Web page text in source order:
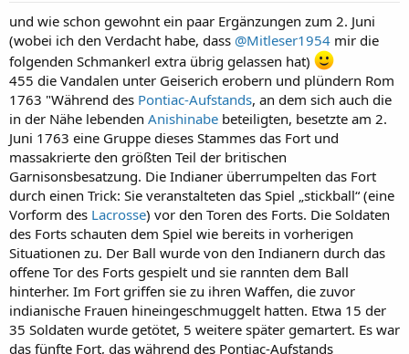
und wie schon gewohnt ein paar Ergänzungen zum 2. Juni
(wobei ich den Verdacht habe, dass @Mitleser1954 mir die
folgenden Schmankerl extra übrig gelassen hat)
455 die Vandalen unter Geiserich erobern und plündern Rom
1763 "Während des Pontiac-Aufstands, an dem sich auch die
in der Nähe lebenden Anishinabe beteiligten, besetzte am 2.
Juni 1763 eine Gruppe dieses Stammes das Fort und
massakrierte den größten Teil der britischen
Garnisonsbesatzung. Die Indianer überrumpelten das Fort
durch einen Trick: Sie veranstalteten das Spiel „stickball“ (eine
Vorform des Lacrosse) vor den Toren des Forts. Die Soldaten
des Forts schauten dem Spiel wie bereits in vorherigen
Situationen zu. Der Ball wurde von den Indianern durch das
offene Tor des Forts gespielt und sie rannten dem Ball
hinterher. Im Fort griffen sie zu ihren Waffen, die zuvor
indianische Frauen hineingeschmuggelt hatten. Etwa 15 der
35 Soldaten wurde getötet, 5 weitere später gemartert. Es war
das fünfte Fort, das während des Pontiac-Aufstands